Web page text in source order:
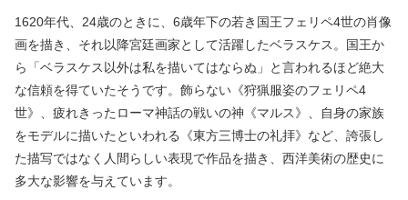
1620年代、24歳のときに、6歳年下の若き国王フェリペ4世の肖像
画を描き、それ以降宮廷画家として活躍したベラスケス。国王か
ら「ベラスケス以外は私を描いてはならぬ」と言われるほど絶大
な信頼を得ていたそうです。飾らない《狩猟服姿のフェリペ4
世》、疲れきったローマ神話の戦いの神《マルス》、自身の家族
をモデルに描いたといわれる《東方三博士の礼拝》など、誇張し
た描写ではなく人間らしい表現で作品を描き、西洋美術の歴史に
多大な影響を与えています。